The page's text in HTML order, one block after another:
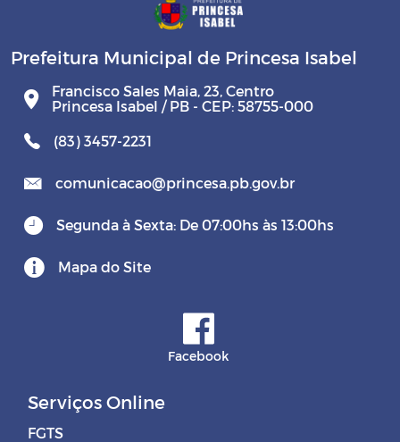
Prefeitura Municipal de Princesa Isabel
Francisco Sales Maia, 23, Centro
Princesa Isabel / PB - CEP: 58755-000
(83) 3457-2231
comunicacao@princesa.pb.gov.br
Segunda à Sexta: De 07:00hs às 13:00hs
Mapa do Site
Facebook
Serviços Online
FGTS